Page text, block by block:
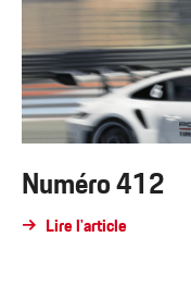
Numéro 412
Lire l'article